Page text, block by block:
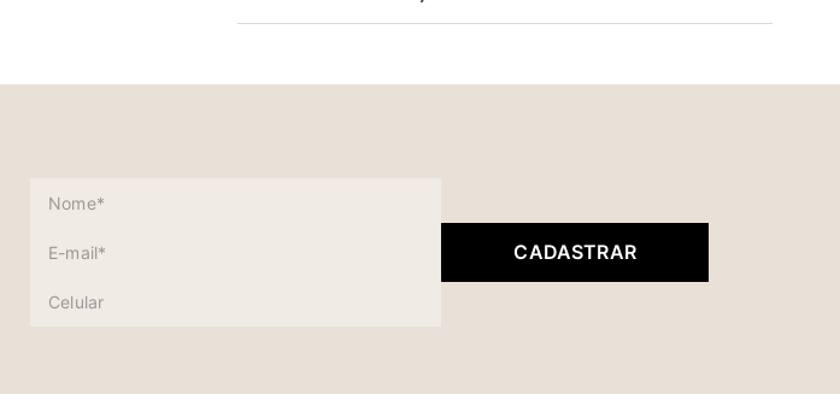
informações nolink
CADASTRAR